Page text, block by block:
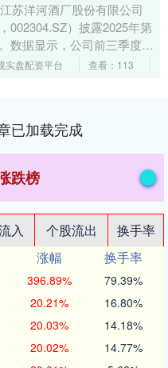
苏洋河酒厂股份有限公司
002304.SZ）披露2025年第
数据显示，公司前三季度实
亿元，归母净利润....
实盘配资平台 查看：113
已加载完成
跌榜
入 个股流出
换手率
涨幅
换手率
396.89% 79.39%
20.21% 16.80%
20.03% 14.18%
20.02% 14.77%